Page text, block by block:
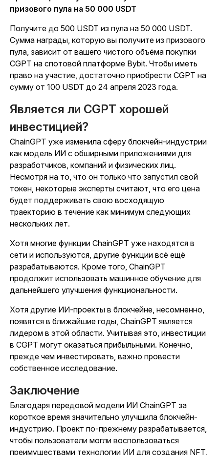
призового пула на 50 000 USDT
Получите до 500 USDT из пула на 50 000 USDT.
Сумма награды, которую вы получите из призового
пула, зависит от вашего чистого объёма покупки
CGPT на спотовой платформе Bybit. Чтобы иметь
право на участие, достаточно приобрести CGPT на
сумму от 100 USDT до 24 апреля 2023 года.
Является ли CGPT хорошей
инвестицией?
ChainGPT уже изменила сферу блокчейн-индустрии
как модель ИИ с обширными приложениями для
разработчиков, компаний и физических лиц.
Несмотря на то, что он только что запустил свой
токен, некоторые эксперты считают, что его цена
будет поддерживать свою восходящую
траекторию в течение как минимум следующих
нескольких лет.
Хотя многие функции ChainGPT уже находятся в
сети и используются, другие функции всё ещё
разрабатываются. Кроме того, ChainGPT
продолжит использовать машинное обучение для
дальнейшего улучшения функциональности.
Хотя другие ИИ-проекты в блокчейне, несомненно,
появятся в ближайшие годы, ChainGPT является
лидером в этой области. Учитывая это, инвестиции
в CGPT могут оказаться прибыльными. Конечно,
прежде чем инвестировать, важно провести
собственное исследование.
Заключение
Благодаря передовой модели ИИ ChainGPT за
короткое время значительно улучшила блокчейн-
индустрию. Проект по-прежнему разрабатывается,
чтобы пользователи могли воспользоваться
преимуществами технологии ИИ для создания NFT,